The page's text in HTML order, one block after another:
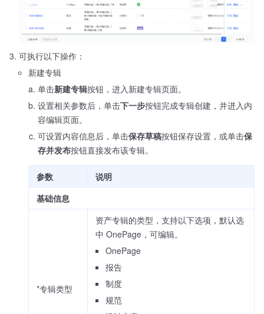
可执行以下操作：
新建专辑
单击新建专辑按钮，进入新建专辑页面。
设置相关参数后，单击下一步按钮完成专辑创建，并进入内
容编辑页面。
可设置内容信息后，单击保存草稿按钮保存设置，或单击保
存并发布按钮直接发布该专辑。
参数
说明
基础信息
*专辑类型
资产专辑的类型，支持以下选项，默认选
中 OnePage，可编辑。
OnePage
报告
制度
规范